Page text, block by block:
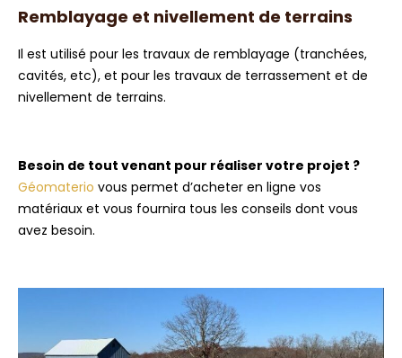
Remblayage et nivellement de terrains
Il est utilisé pour les travaux de remblayage (tranchées,
cavités, etc), et pour les travaux de terrassement et de
nivellement de terrains.
Besoin de tout venant pour réaliser votre projet ?
Géomaterio vous permet d’acheter en ligne vos
matériaux et vous fournira tous les conseils dont vous
avez besoin.